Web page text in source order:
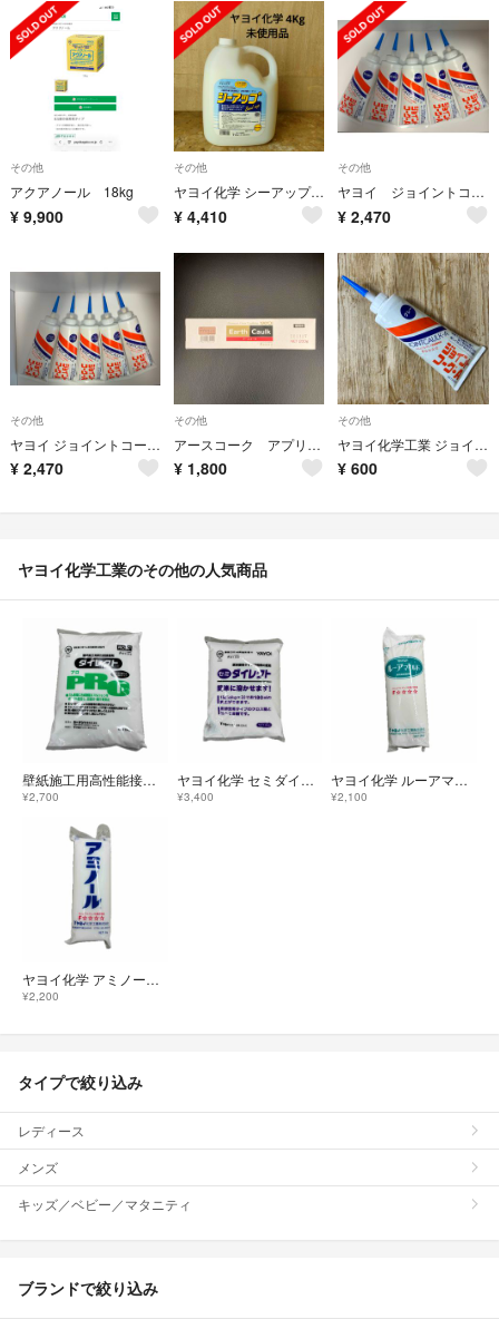
その他
アクアノール 18kg
¥ 9,900
その他
ヤヨイ化学 シーアップ 壁紙下地用水性シーラー 4kg 未使用品
¥ 4,410
その他
ヤヨイ ジョイントコークA【アイボリー】 500g×5本セット
¥ 2,470
その他
ヤヨイ ジョイントコークA 【ニューベージュ】500g×5本セット
¥ 2,470
その他
アースコーク アプリコット ヤヨイ化学工業
¥ 1,800
その他
ヤヨイ化学工業 ジョイントコークA グレー
¥ 600
ヤヨイ化学工業のその他の人気商品
壁紙施工用高性能接着剤 ダイレクト PRO 6kg
¥2,700
ヤヨイ化学 セミダイレクト 6kg 壁紙用接着剤
¥3,400
ヤヨイ化学 ルーアマイルド 2kg 壁紙用接着剤
¥2,100
ヤヨイ化学 アミノール 2kg 接着剤
¥2,200
タイプで絞り込み
レディース
メンズ
キッズ／ベビー／マタニティ
ブランドで絞り込み